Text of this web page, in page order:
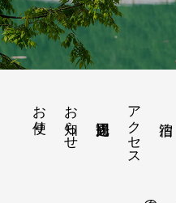
アクセス
お知らせ
お便り
温泉の成分